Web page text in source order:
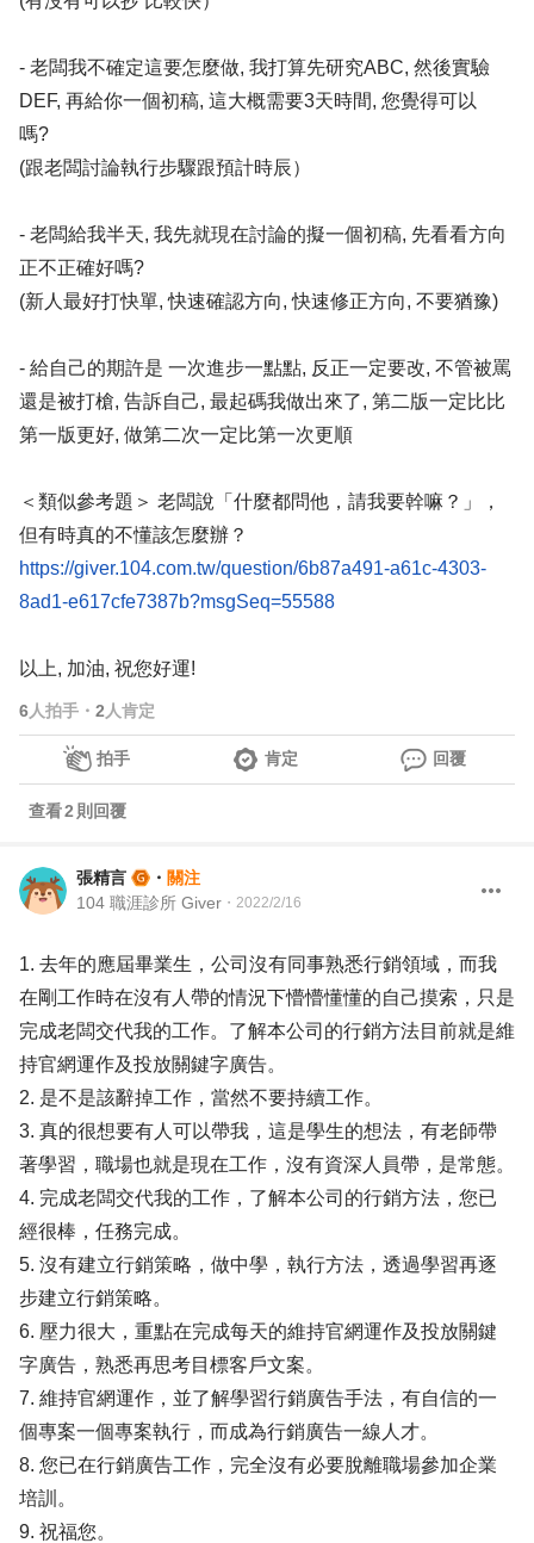
- 老闆我不確定這要怎麼做, 我打算先研究ABC, 然後實驗
DEF, 再給你一個初稿, 這大概需要3天時間, 您覺得可以
嗎?
(跟老闆討論執行步驟跟預計時辰）
- 老闆給我半天, 我先就現在討論的擬一個初稿, 先看看方向
正不正確好嗎?
(新人最好打快單, 快速確認方向, 快速修正方向, 不要猶豫)
- 給自己的期許是 一次進步一點點, 反正一定要改, 不管被罵
還是被打槍, 告訴自己, 最起碼我做出來了, 第二版一定比比
第一版更好, 做第二次一定比第一次更順
＜類似參考題＞ 老闆說「什麼都問他，請我要幹嘛？」，
但有時真的不懂該怎麼辦？
https://giver.104.com.tw/question/6b87a491-a61c-4303-
8ad1-e617cfe7387b?msgSeq=55588
以上, 加油, 祝您好運!
6人拍手 ・ 2 人肯定
拍手 肯定 回覆
查看2 則回覆
張精言 ・ 關注
104 職涯診所 Giver ・ 2022/2/16
1. 去年的應屆畢業生，公司沒有同事熟悉行銷領域，而我
在剛工作時在沒有人帶的情況下懵懵懂懂的自己摸索，只是
完成老闆交代我的工作。了解本公司的行銷方法目前就是維
持官網運作及投放關鍵字廣告。
2. 是不是該辭掉工作，當然不要持續工作。
3. 真的很想要有人可以帶我，這是學生的想法，有老師帶
著學習，職場也就是現在工作，沒有資深人員帶，是常態。
4. 完成老闆交代我的工作，了解本公司的行銷方法，您已
經很棒，任務完成。
5. 沒有建立行銷策略，做中學，執行方法，透過學習再逐
步建立行銷策略。
6. 壓力很大，重點在完成每天的維持官網運作及投放關鍵
字廣告，熟悉再思考目標客戶文案。
7. 維持官網運作，並了解學習行銷廣告手法，有自信的一
個專案一個專案執行，而成為行銷廣告一線人才。
8. 您已在行銷廣告工作，完全沒有必要脫離職場參加企業
培訓。
9. 祝福您。